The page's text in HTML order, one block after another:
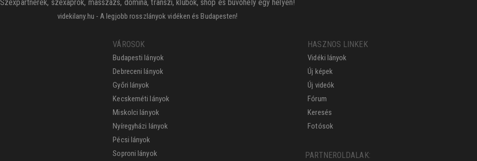
Szexpartnerek, szexaprók, masszázs, domina, transzi, klubok, shop és búvóhely egy helyen!
videkilany.hu - A legjobb rosszlányok vidéken és Budapesten!
VÁROSOK
Budapesti lányok
Debreceni lányok
Győri lányok
Kecskeméti lányok
Miskolci lányok
Nyíregyházi lányok
Pécsi lányok
Soproni lányok
HASZNOS LINKEK
Vidéki lányok
Új képek
Új videók
Fórum
Keresés
Fotósok
PARTNEROLDALAK: